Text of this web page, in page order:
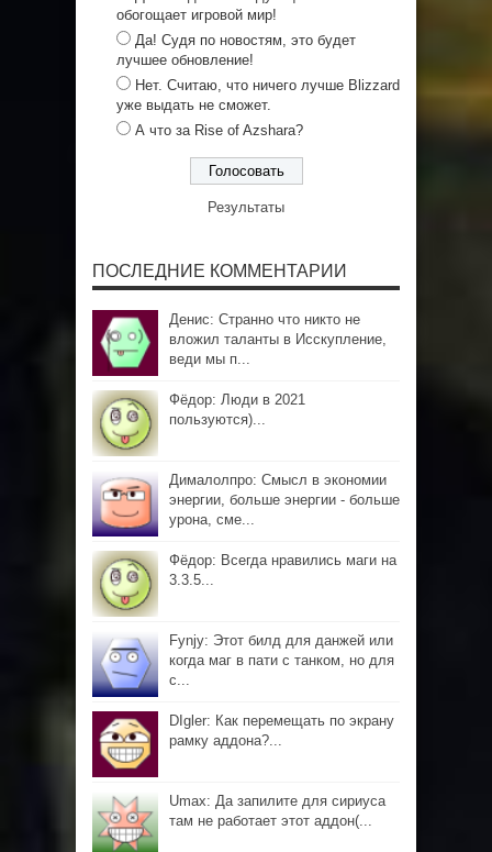
обогощает игровой мир!
Да! Судя по новостям, это будет
лучшее обновление!
Нет. Считаю, что ничего лучше Blizzard
уже выдать не сможет.
А что за Rise of Azshara?
Результаты
ПОСЛЕДНИЕ КОММЕНТАРИИ
Денис: Странно что никто не
вложил таланты в Исскупление,
веди мы п...
Фёдор: Люди в 2021
пользуются)...
Дималолпро: Смысл в экономии
энергии, больше энергии - больше
урона, сме...
Фёдор: Всегда нравились маги на
3.3.5...
Fynjy: Этот билд для данжей или
когда маг в пати с танком, но для
с...
DIgler: Как перемещать по экрану
рамку аддона?...
Umax: Да запилите для сириуса
там не работает этот аддон(...